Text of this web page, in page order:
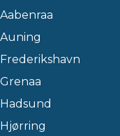
Aabenraa
Auning
Frederikshavn
Grenaa
Hadsund
Hjørring